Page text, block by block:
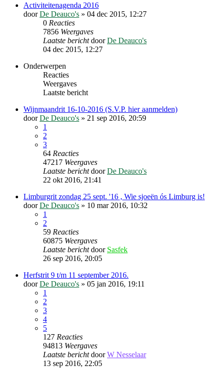
Activiteitenagenda 2016
doorDe Deauco's » 04 dec 2015, 12:27
0 Reacties
7856 Weergaves
Laatste berichtdoorDe Deauco's
04 dec 2015, 12:27
Onderwerpen
Reacties
Weergaves
Laatste bericht
Wijnmaandrit 16-10-2016 (S.V.P. hier aanmelden)
doorDe Deauco's » 21 sep 2016, 20:59
1
2
3
64 Reacties
47217 Weergaves
Laatste berichtdoorDe Deauco's
22 okt 2016, 21:41
Limburgrit zondag 25 sept. '16 , Wie sjoeën ós Limburg is!
doorDe Deauco's » 10 mar 2016, 10:32
1
2
59 Reacties
60875 Weergaves
Laatste berichtdoor Sasfek
26 sep 2016, 20:05
Herfstrit 9 t/m 11 september 2016.
doorDe Deauco's » 05 jan 2016, 19:11
1
2
3
4
5
127 Reacties
94813 Weergaves
Laatste berichtdoorW Nesselaar
13 sep 2016, 22:05